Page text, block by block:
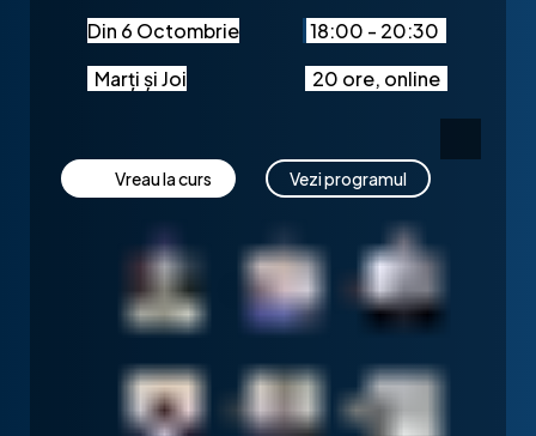
Vezi programul
Vreau la curs
20 ore, online
Marți și Joi
Din 6 Octombrie 18:00 - 20:30